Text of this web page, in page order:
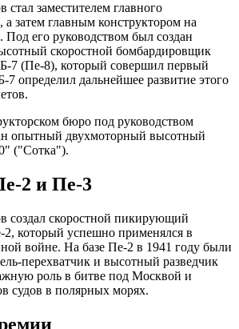
стал заместителем главного
затем главным конструктором на
Под его руководством был создан
скоростной бомбардировщик
7 (Пе-8), который совершил первый
7 определил дальнейшее развитие этого
бюро под руководством
опытный двухмоторный высотный
("Сотка").
2 и Пе-3
создал скоростной пикирующий
который успешно применялся в
войне. На базе Пе-2 в 1941 году были
перехватчик и высотный разведчик
роль в битве под Москвой и
судов в полярных морях.